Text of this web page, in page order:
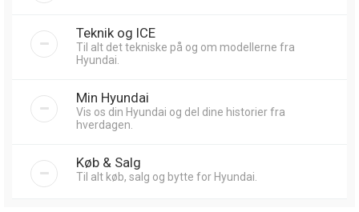
Teknik og ICE
Til alt det tekniske på og om modellerne fra
Hyundai.
Min Hyundai
Vis os din Hyundai og del dine historier fra
hverdagen.
Køb & Salg
Til alt køb, salg og bytte for Hyundai.